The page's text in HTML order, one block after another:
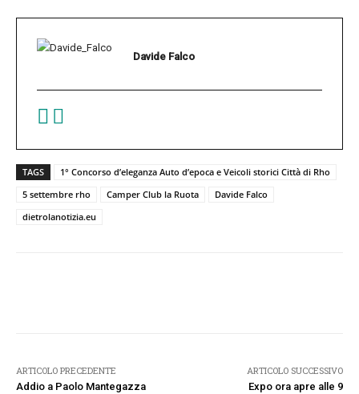
Davide Falco
TAGS
1° Concorso d’eleganza Auto d’epoca e Veicoli storici Città di Rho
5 settembre rho
Camper Club la Ruota
Davide Falco
dietrolanotizia.eu
ARTICOLO PRECEDENTE
Addio a Paolo Mantegazza
ARTICOLO SUCCESSIVO
Expo ora apre alle 9